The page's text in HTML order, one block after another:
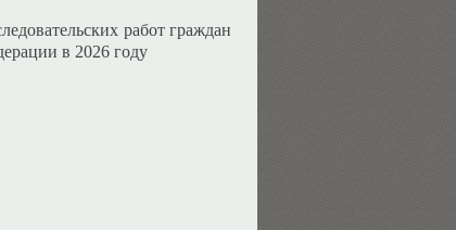
работ граждан
в 2026 году